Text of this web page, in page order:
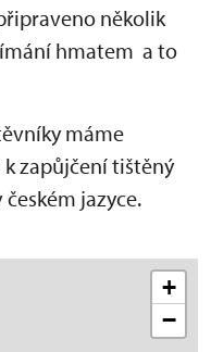
několik
hmatem a to
máme
zapůjčení tištěný
jazyce.
+
−